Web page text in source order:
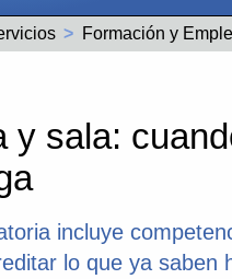
Formación y
y sala:
incluye
lo que ya saben